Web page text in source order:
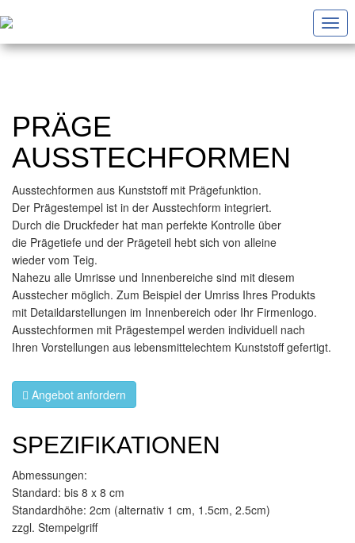
PRÄGE
AUSSTECHFORMEN
Ausstechformen aus Kunststoff mit Prägefunktion.
Der Prägestempel ist in der Ausstechform integriert.
Durch die Druckfeder hat man perfekte Kontrolle über
die Prägetiefe und der Prägeteil hebt sich von alleine
wieder vom Teig.
Nahezu alle Umrisse und Innenbereiche sind mit diesem
Ausstecher möglich. Zum Beispiel der Umriss Ihres Produkts
mit Detaildarstellungen im Innenbereich oder Ihr Firmenlogo.
Ausstechformen mit Prägestempel werden individuell nach
Ihren Vorstellungen aus lebensmittelechtem Kunststoff gefertigt.
Angebot anfordern
SPEZIFIKATIONEN
Abmessungen:
Standard: bis 8 x 8 cm
Standardhöhe: 2cm (alternativ 1 cm, 1.5cm, 2.5cm)
zzgl. Stempelgriff